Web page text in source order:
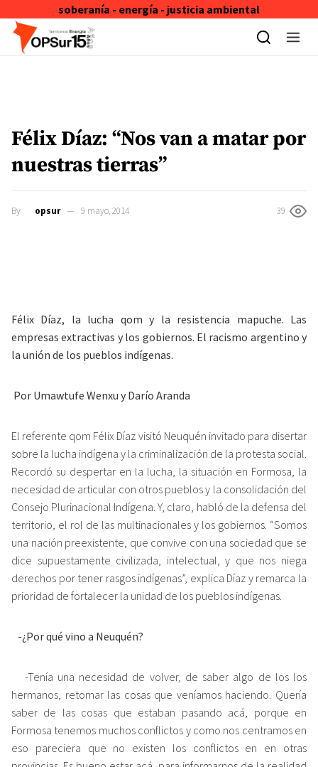
soberanía - energía - justicia ambiental
Skip to content
Félix Díaz: “Nos van a matar por
nuestras tierras”
By opsur 9 mayo, 2014 39
Félix Díaz, la lucha qom y la resistencia mapuche. Las
empresas extractivas y los gobiernos. El racismo argentino y
la unión de los pueblos indígenas.
Por Umawtufe Wenxu y Darío Aranda
El referente qom Félix Díaz visitó Neuquén invitado para disertar
sobre la lucha indígena y la criminalización de la protesta social.
Recordó su despertar en la lucha, la situación en Formosa, la
necesidad de articular con otros pueblos y la consolidación del
Consejo Plurinacional Indígena. Y, claro, habló de la defensa del
territorio, el rol de las multinacionales y los gobiernos. “Somos
una nación preexistente, que convive con una sociedad que se
dice supuestamente civilizada, intelectual, y que nos niega
derechos por tener rasgos indígenas”, explica Díaz y remarca la
prioridad de fortalecer la unidad de los pueblos indígenas.
-¿Por qué vino a Neuquén?
-Tenía una necesidad de volver, de saber algo de los los
hermanos, retomar las cosas que veníamos haciendo. Quería
saber de las cosas que estaban pasando acá, porque en
Formosa tenemos muchos conflictos y como nos centramos en
eso pareciera que no existen los conflictos en en otras